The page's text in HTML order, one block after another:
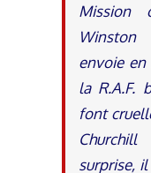
Mission
envoie en
la R.A.F.
font
surprise,